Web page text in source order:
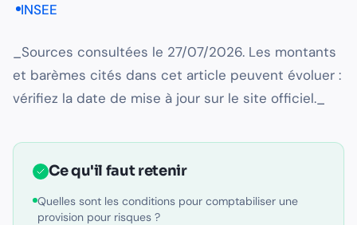
INSEE
_Sources consultées le 27/07/2026. Les montants
et barèmes cités dans cet article peuvent évoluer :
vérifiez la date de mise à jour sur le site officiel._
Ce qu'il faut retenir
Quelles sont les conditions pour comptabiliser une
provision pour risques ?